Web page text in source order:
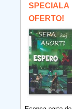
SPECIALA
OFERTO!